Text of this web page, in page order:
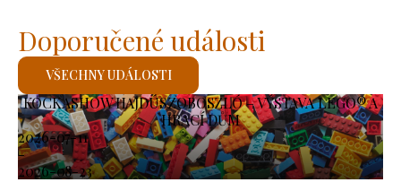
KOCKASHOW HAJDÚSZOBOSZLÓ – VÝSTAVA LEGO® A
HRACÍ DŮM
2026-07-11
-
2026-08-23
Doporučené události
VŠECHNY UDÁLOSTI